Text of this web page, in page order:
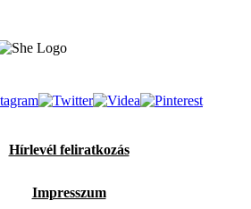
Hírlevél feliratkozás
Impresszum